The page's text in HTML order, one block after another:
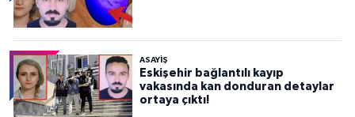
ASAYİŞ
Eskişehir bağlantılı kayıp
vakasında kan donduran detaylar
ortaya çıktı!